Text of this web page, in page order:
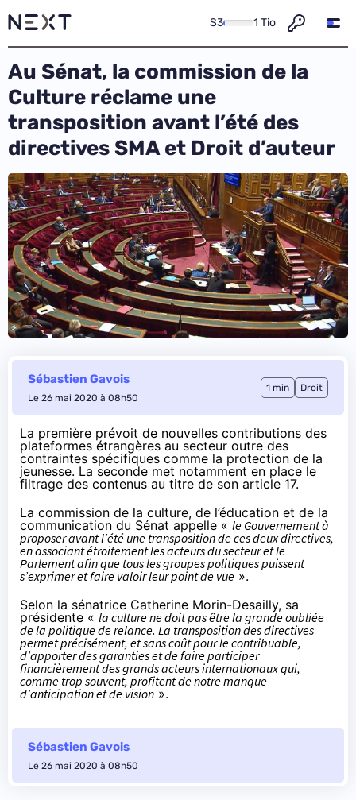
S3 1 Tio
Au Sénat, la commission de la
Culture réclame une
transposition avant l’été des
directives SMA et Droit d’auteur
Sébastien Gavois
Le 26 mai 2020 à 08h50
1 min Droit
La première prévoit de nouvelles contributions des
plateformes étrangères au secteur outre des
contraintes spécifiques comme la protection de la
jeunesse. La seconde met notamment en place le
filtrage des contenus au titre de son article 17.
La commission de la culture, de l’éducation et de la
communication du Sénat appelle « le Gouvernement à
proposer avant l’été une transposition de ces deux directives,
en associant étroitement les acteurs du secteur et le
Parlement afin que tous les groupes politiques puissent
s’exprimer et faire valoir leur point de vue ».
Selon la sénatrice Catherine Morin-Desailly, sa
présidente « la culture ne doit pas être la grande oubliée
de la politique de relance. La transposition des directives
permet précisément, et sans coût pour le contribuable,
d’apporter des garanties et de faire participer
financièrement des grands acteurs internationaux qui,
comme trop souvent, profitent de notre manque
d’anticipation et de vision ».
Sébastien Gavois
Le 26 mai 2020 à 08h50